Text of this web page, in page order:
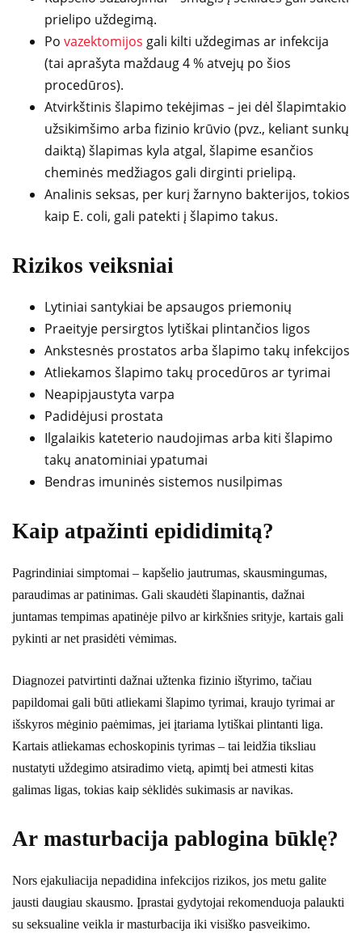
prielipo uždegimą.
Po vazektomijos gali kilti uždegimas ar infekcija
(tai aprašyta maždaug 4 % atvejų po šios
procedūros).
Atvirkštinis šlapimo tekėjimas – jei dėl šlapimtakio
užsikimšimo arba fizinio krūvio (pvz., keliant sunkų
daiktą) šlapimas kyla atgal, šlapime esančios
cheminės medžiagos gali dirginti prielipą.
Analinis seksas, per kurį žarnyno bakterijos, tokios
kaip E. coli, gali patekti į šlapimo takus.
Rizikos veiksniai
Lytiniai santykiai be apsaugos priemonių
Praeityje persirgtos lytiškai plintančios ligos
Ankstesnės prostatos arba šlapimo takų infekcijos
Atliekamos šlapimo takų procedūros ar tyrimai
Neapipjaustyta varpa
Padidėjusi prostata
Ilgalaikis kateterio naudojimas arba kiti šlapimo
takų anatominiai ypatumai
Bendras imuninės sistemos nusilpimas
Kaip atpažinti epididimitą?
Pagrindiniai simptomai – kapšelio jautrumas, skausmingumas,
paraudimas ar patinimas. Gali skaudėti šlapinantis, dažnai
juntamas tempimas apatinėje pilvo ar kirkšnies srityje, kartais gali
pykinti ar net prasidėti vėmimas.
Diagnozei patvirtinti dažnai užtenka fizinio ištyrimo, tačiau
papildomai gali būti atliekami šlapimo tyrimai, kraujo tyrimai ar
išskyros mėginio paėmimas, jei įtariama lytiškai plintanti liga.
Kartais atliekamas echoskopinis tyrimas – tai leidžia tiksliau
nustatyti uždegimo atsiradimo vietą, apimtį bei atmesti kitas
galimas ligas, tokias kaip sėklidės sukimasis ar navikas.
Ar masturbacija pablogina būklę?
Nors ejakuliacija nepadidina infekcijos rizikos, jos metu galite
jausti daugiau skausmo. Įprastai gydytojai rekomenduoja palaukti
su seksualine veikla ir masturbacija iki visiško pasveikimo.